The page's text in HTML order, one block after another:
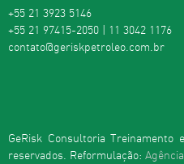
+55 21 3923 5146
+55 21 97415-2050 | 11 3042 1176
contato@geriskpetroleo.com.br
GeRisk Consultoria Treinamento
reservados. Reformulação: